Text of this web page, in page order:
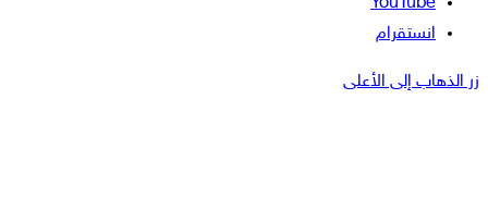
انستقرام
زر الذهاب إلى الأعلى